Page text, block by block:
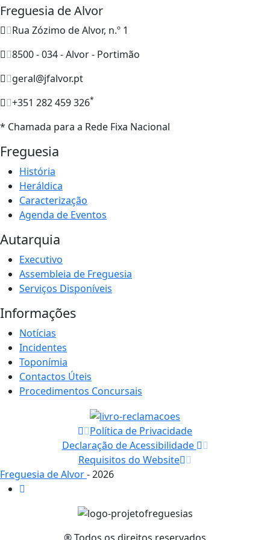
Freguesia de Alvor
Rua Zózimo de Alvor, n.º 1
8500 - 034 - Alvor - Portimão
geral@jfalvor.pt
+351 282 459 326*
* Chamada para a Rede Fixa Nacional
Freguesia
História
Heráldica
Caracterização
Agenda de Eventos
Autarquia
Executivo
Assembleia de Freguesia
Serviços Disponíveis
Informações
Notícias
Incidentes
Toponímia
Contactos Úteis
Procedimentos Concursais
Política de Privacidade
Declaração de Acessibilidade
Requisitos do Website
Freguesia de Alvor- 2026